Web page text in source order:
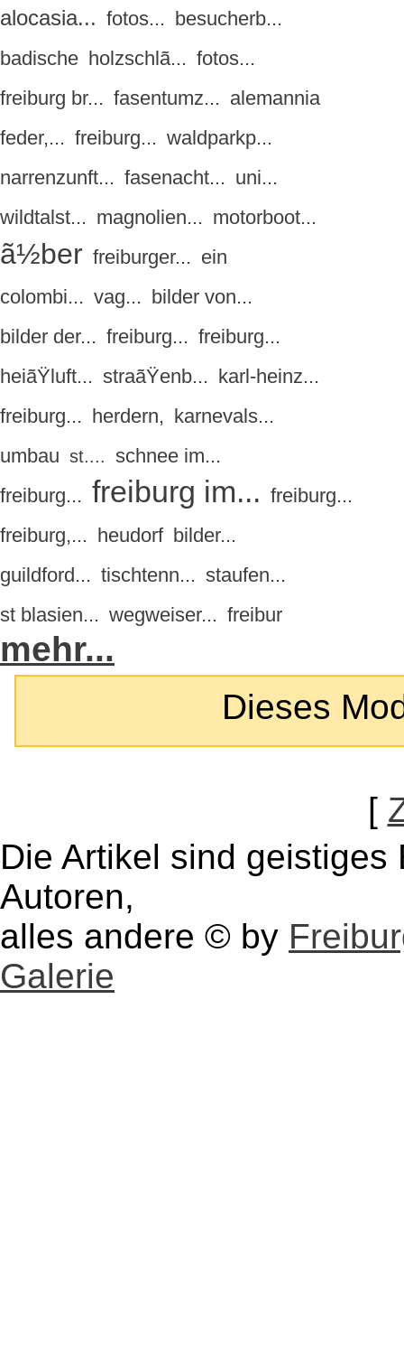
alocasia... fotos... besucherb...
badische holzschlã... fotos...
freiburg br... fasentumz... alemannia
feder,... freiburg... waldparkp...
narrenzunft... fasenacht... uni...
wildtalst... magnolien... motorboot...
ã½ber freiburger... ein
colombi... vag... bilder von...
bilder der... freiburg... freiburg...
heiãŸluft... straãŸenb... karl-heinz...
freiburg... herdern, karnevals...
umbau st.... schnee im...
freiburg... freiburg im... freiburg...
freiburg,... heudorf bilder...
guildford... tischtenn... staufen...
st blasien... wegweiser... freibur
mehr...
Dieses
[
Die Artikel sind
Autoren,
alles andere © by
Galerie